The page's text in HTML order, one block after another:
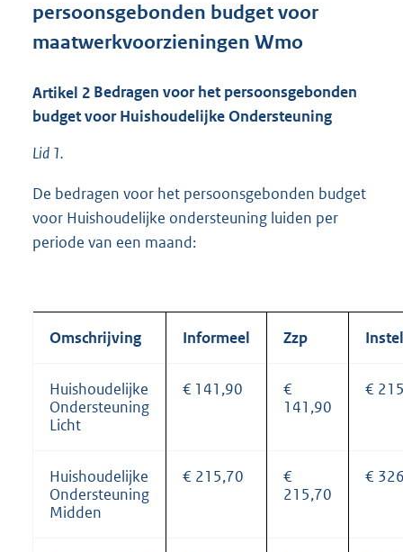
persoonsgebonden budget voor
maatwerkvoorzieningen Wmo
Artikel 2 Bedragen voor het persoonsgebonden
budget voor Huishoudelijke Ondersteuning
Lid 1.
De bedragen voor het persoonsgebonden budget
voor Huishoudelijke ondersteuning luiden per
periode van een maand:
Omschrijving Informeel Zzp
Huishoudelijke
Ondersteuning
Licht
€ 141,90
€
141,90
€
Huishoudelijke
Ondersteuning
Midden
€ 215,70
€
215,70
€